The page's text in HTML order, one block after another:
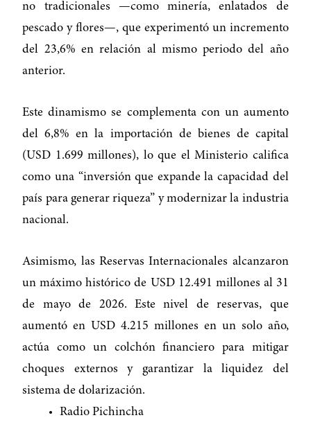
no tradicionales —como minería, enlatados de
pescado y flores—, que experimentó un incremento
del 23,6% en relación al mismo periodo del año
anterior.
Este dinamismo se complementa con un aumento
del 6,8% en la importación de bienes de capital
(USD 1.699 millones), lo que el Ministerio califica
como una “inversión que expande la capacidad del
país para generar riqueza” y modernizar la industria
nacional.
Asimismo, las Reservas Internacionales alcanzaron
un máximo histórico de USD 12.491 millones al 31
de mayo de 2026. Este nivel de reservas, que
aumentó en USD 4.215 millones en un solo año,
actúa como un colchón financiero para mitigar
choques externos y garantizar la liquidez del
sistema de dolarización.
Radio Pichincha